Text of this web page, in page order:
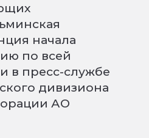
начала
по всей
в пресс-службе
дивизиона
АО